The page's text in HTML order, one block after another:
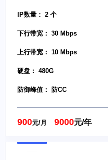
IP数量： 2 个
下行带宽： 30 Mbps
上行带宽： 10 Mbps
硬盘： 480G
防御峰值： 防CC
900元/月 9000元/年